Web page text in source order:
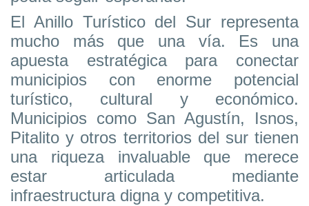
El Anillo Turístico del Sur representa
mucho más que una vía. Es una
apuesta estratégica para conectar
municipios con enorme potencial
turístico, cultural y económico.
Municipios como San Agustín, Isnos,
Pitalito y otros territorios del sur tienen
una riqueza invaluable que merece
estar articulada mediante
infraestructura digna y competitiva.